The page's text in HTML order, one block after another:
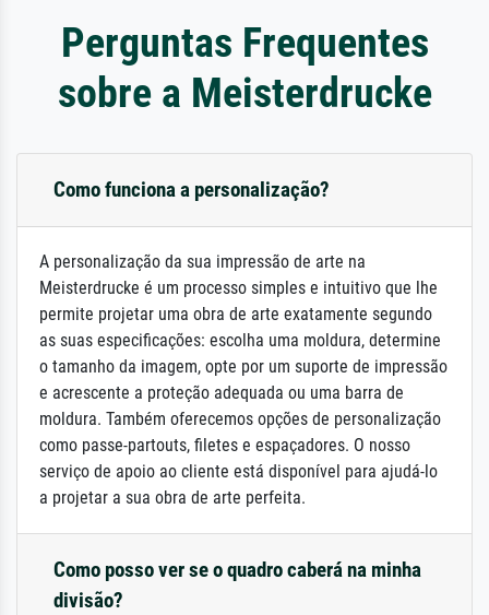
Perguntas Frequentes
sobre a Meisterdrucke
Como funciona a personalização?
A personalização da sua impressão de arte na
Meisterdrucke é um processo simples e intuitivo que lhe
permite projetar uma obra de arte exatamente segundo
as suas especificações: escolha uma moldura, determine
o tamanho da imagem, opte por um suporte de impressão
e acrescente a proteção adequada ou uma barra de
moldura. Também oferecemos opções de personalização
como passe-partouts, filetes e espaçadores. O nosso
serviço de apoio ao cliente está disponível para ajudá-lo
a projetar a sua obra de arte perfeita.
Como posso ver se o quadro caberá na minha
divisão?